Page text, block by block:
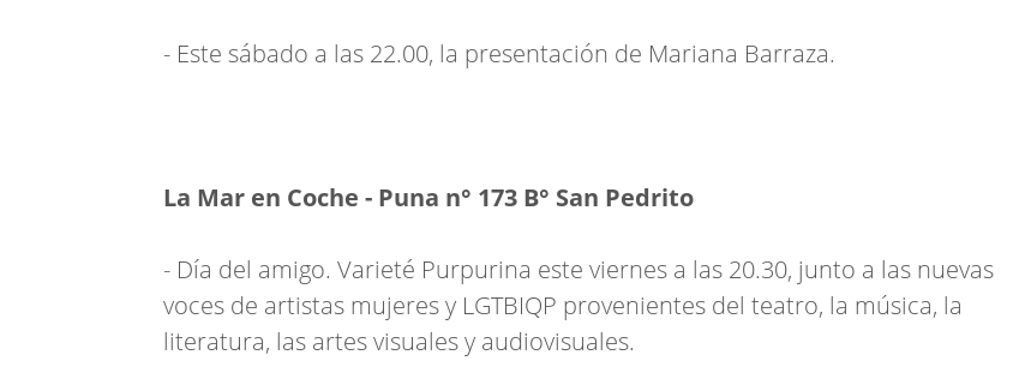
- Este sábado a las 22.00, la presentación de Mariana Barraza.
La Mar en Coche - Puna n° 173 B° San Pedrito
- Día del amigo. Varieté Purpurina este viernes a las 20.30, junto a las nuevas
voces de artistas mujeres y LGTBIQP provenientes del teatro, la música, la
literatura, las artes visuales y audiovisuales.